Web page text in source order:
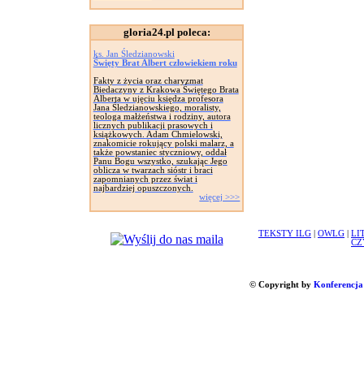
gloria24.pl poleca:
ks. Jan Śledzianowski
Święty Brat Albert człowiekiem roku
Fakty z życia oraz charyzmat
Biedaczyny z Krakowa Świętego Brata
Alberta w ujęciu księdza profesora
Jana Śledzianowskiego, moralisty,
teologa małżeństwa i rodziny, autora
licznych publikacji prasowych i
książkowych. Adam Chmielowski,
znakomicie rokujący polski malarz, a
także powstaniec styczniowy, oddał
Panu Bogu wszystko, szukając Jego
oblicza w twarzach sióstr i braci
zapomnianych przez świat i
najbardziej opuszczonych.
więcej >>>
TEKSTY ILG OWLG
© Copyright by Konferencja